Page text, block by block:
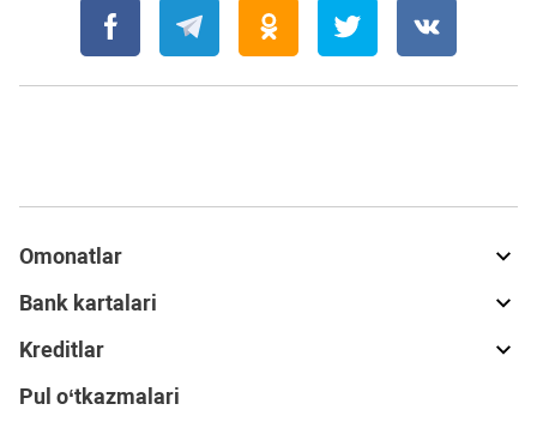
Omonatlar
Bank kartalari
Kreditlar
Pul o‘tkazmalari